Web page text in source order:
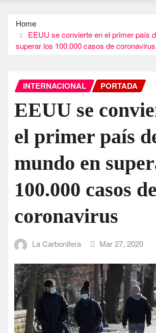
Home
EEUU se convierte en el primer país
superar los 100.000 casos de coronavirus
INTERNACIONAL PORTADA
EEUU se
el primer país
mundo en
100.000 casos de
coronavirus
La Carbonifera Mar 27, 2020